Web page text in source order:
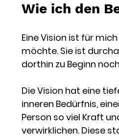
Wie ich den
Eine Vision ist für
möchte. Sie ist
dorthin zu Beginn
Die Vision hat eine
inneren Bedürfnis,
Person so viel Kraft
verwirklichen. Diese